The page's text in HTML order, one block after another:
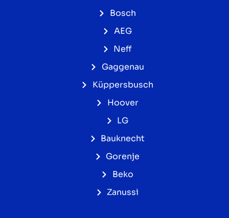
Bosch
AEG
Neff
Gaggenau
Küppersbusch
Hoover
LG
Bauknecht
Gorenje
Beko
Zanussi